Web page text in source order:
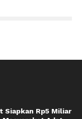
Siapkan Rp5 Miliar